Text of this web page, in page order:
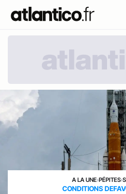
A LA UNE›PÉPITES›
CONDITIONS